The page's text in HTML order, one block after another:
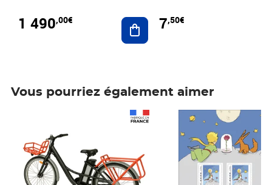
1 490,00€ Ajouter au panier
7,50€
Vous pourriez également aimer
Prix 7,50€